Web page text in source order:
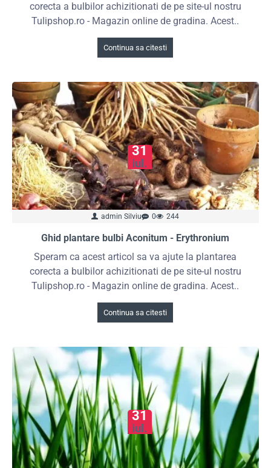
corecta a bulbilor achizitionati de pe site-ul nostru
Tulipshop.ro - Magazin online de gradina. Acest..
Continua sa citesti
31
iul.
admin Silviu 0 244
Ghid plantare bulbi Aconitum - Erythronium
Speram ca acest articol sa va ajute la plantarea
corecta a bulbilor achizitionati de pe site-ul nostru
Tulipshop.ro - Magazin online de gradina. Acest..
Continua sa citesti
31
iul.